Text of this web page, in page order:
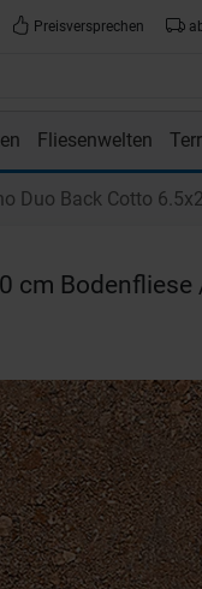
Preisversprechen
Fliesenwelten
Duo Back Cotto
cm